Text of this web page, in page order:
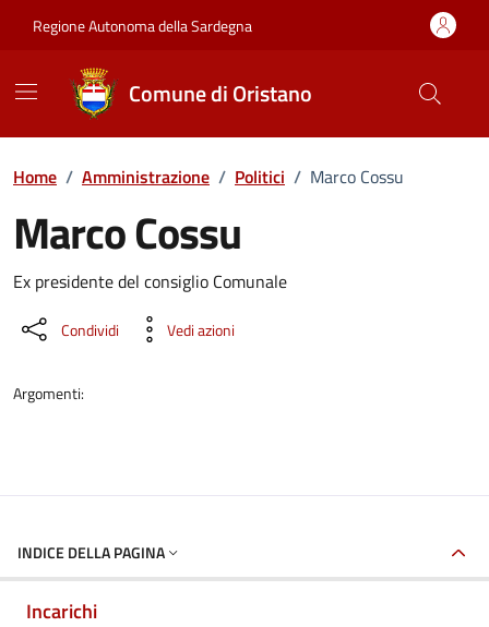
Regione Autonoma della Sardegna
Comune di Oristano
Home / Amministrazione / Politici / Marco Cossu
Marco Cossu
Dettaglio della persona
Ex presidente del consiglio Comunale
Condividi Vedi azioni
Argomenti:
INDICE DELLA PAGINA
Incarichi